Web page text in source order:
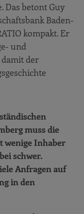
Das betont Guy
Baden-
kompakt. Er
und
der
muss die
wenige Inhaber
schwer.
Anfragen auf
in den